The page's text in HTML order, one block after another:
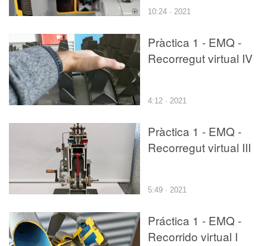
10:24 · 2021
Pràctica 1 - EMQ -
Recorregut virtual IV
4:12 · 2021
Pràctica 1 - EMQ -
Recorregut virtual III
5:49 · 2021
Práctica 1 - EMQ -
Recorrido virtual I